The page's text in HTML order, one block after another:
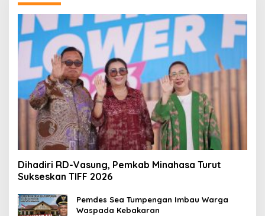
Dihadiri RD-Vasung, Pemkab Minahasa Turut
Sukseskan TIFF 2026
Pemdes Sea Tumpengan Imbau Warga
Waspada Kebakaran